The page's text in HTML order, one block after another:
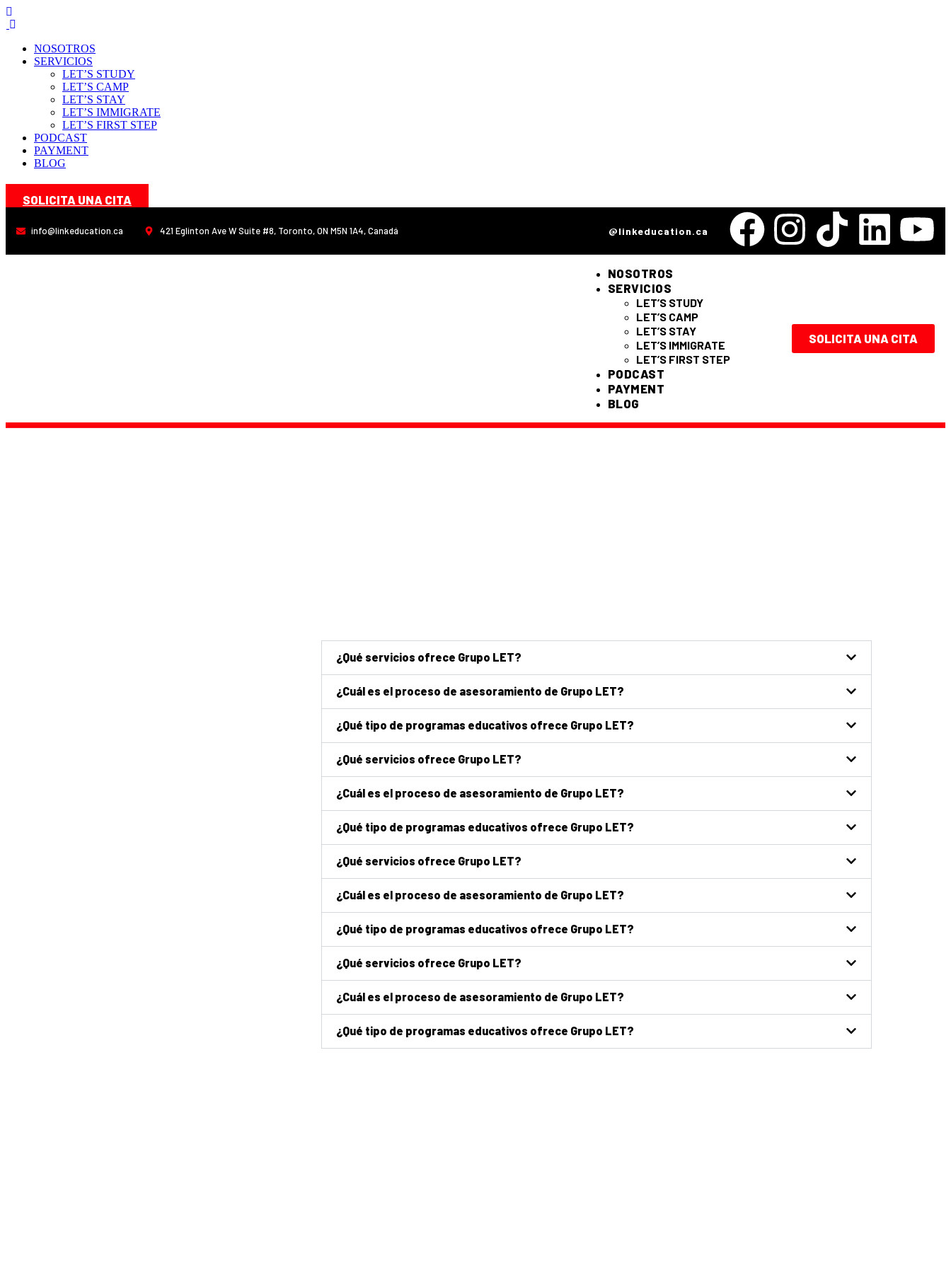
NOSOTROS
SERVICIOS
LET’S STUDY
LET’S CAMP
LET’S STAY
LET’S IMMIGRATE
LET’S FIRST STEP
PODCAST
PAYMENT
BLOG
SOLICITA UNA CITA
info@linkeducation.ca 421 Eglinton Ave W Suite #8, Toronto, ON M5N 1A4, Canadá @linkeducation.ca
NOSOTROS
SERVICIOS
LET’S STUDY
LET’S CAMP
LET’S STAY
LET’S IMMIGRATE
LET’S FIRST STEP
PODCAST
PAYMENT
BLOG
SOLICITA UNA CITA
¿Qué servicios ofrece Grupo LET?
¿Cuál es el proceso de asesoramiento de Grupo LET?
¿Qué tipo de programas educativos ofrece Grupo LET?
¿Qué servicios ofrece Grupo LET?
¿Cuál es el proceso de asesoramiento de Grupo LET?
¿Qué tipo de programas educativos ofrece Grupo LET?
¿Qué servicios ofrece Grupo LET?
¿Cuál es el proceso de asesoramiento de Grupo LET?
¿Qué tipo de programas educativos ofrece Grupo LET?
¿Qué servicios ofrece Grupo LET?
¿Cuál es el proceso de asesoramiento de Grupo LET?
¿Qué tipo de programas educativos ofrece Grupo LET?